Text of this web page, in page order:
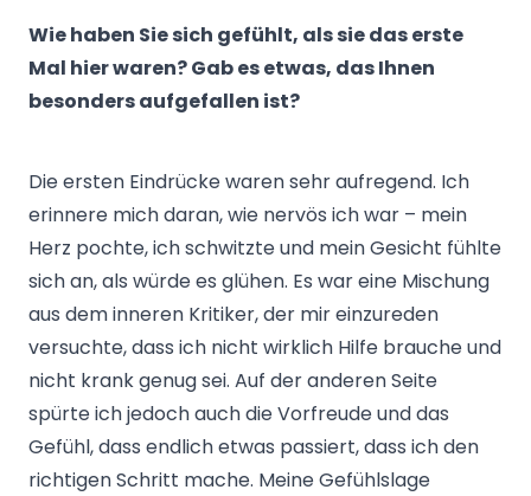
Wie haben Sie sich gefühlt, als sie das erste
Mal hier waren? Gab es etwas, das Ihnen
besonders aufgefallen ist?
Die ersten Eindrücke waren sehr aufregend. Ich
erinnere mich daran, wie nervös ich war – mein
Herz pochte, ich schwitzte und mein Gesicht fühlte
sich an, als würde es glühen. Es war eine Mischung
aus dem inneren Kritiker, der mir einzureden
versuchte, dass ich nicht wirklich Hilfe brauche und
nicht krank genug sei. Auf der anderen Seite
spürte ich jedoch auch die Vorfreude und das
Gefühl, dass endlich etwas passiert, dass ich den
richtigen Schritt mache. Meine Gefühlslage